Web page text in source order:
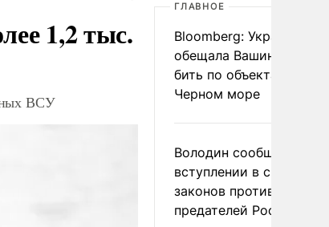
1,2 тыс.
ВСУ
ГЛАВНОЕ
Bloomberg: Украина
обещала Вашингтону не
бить по объектам КТК в
Черном море
Володин сообщил о
вступлении в силу
законов против
предателей России